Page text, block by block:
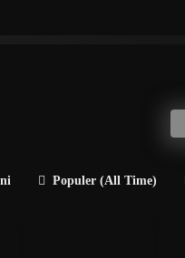
Populer (All Time)